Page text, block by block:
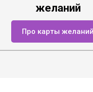
желаний
Про карты желаний